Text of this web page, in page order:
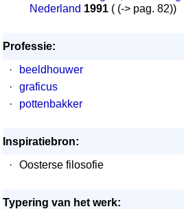
Nederland 1991 ( (-> pag. 82))
Professie:
·
beeldhouwer
·
graficus
·
pottenbakker
Inspiratiebron:
·
Oosterse filosofie
Typering van het werk: